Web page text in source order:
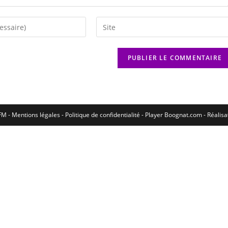
- Mentions légales - Politique de confidentialité - Player Boognat.com-